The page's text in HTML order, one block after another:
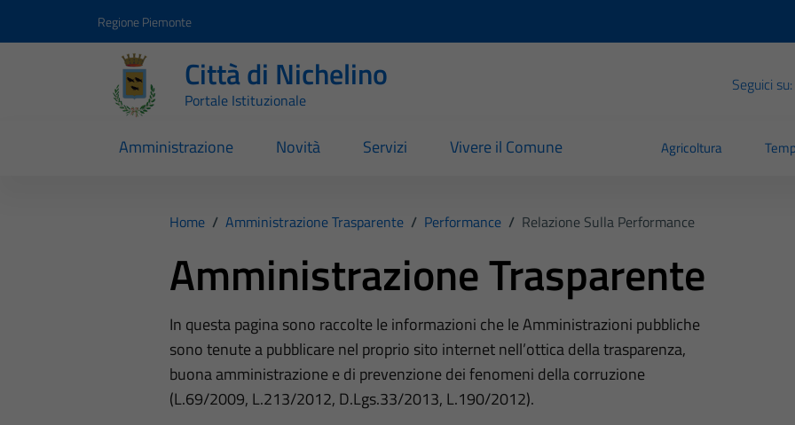
Regione Piemonte
Città di Nichelino
Portale Istituzionale
Seguici su:
Amministrazione Novità Servizi Vivere il Comune Agricoltura
Home / Amministrazione Trasparente / Performance / Relazione Sulla Performance
Amministrazione Trasparente
In questa pagina sono raccolte le informazioni che le Amministrazioni pubbliche
sono tenute a pubblicare nel proprio sito internet nell’ottica della trasparenza,
buona amministrazione e di prevenzione dei fenomeni della corruzione
(L.69/2009, L.213/2012, D.Lgs.33/2013, L.190/2012).